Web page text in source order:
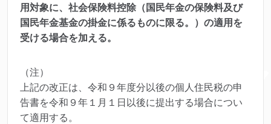
用対象に、社会保険料控除（国民年金の保険料及び
国民年金基金の掛金に係るものに限る。）の適用を
受ける場合を加える。
（注）
上記の改正は、令和９年度分以後の個人住民税の申
告書を令和９年１月１日以後に提出する場合につい
て適用する。